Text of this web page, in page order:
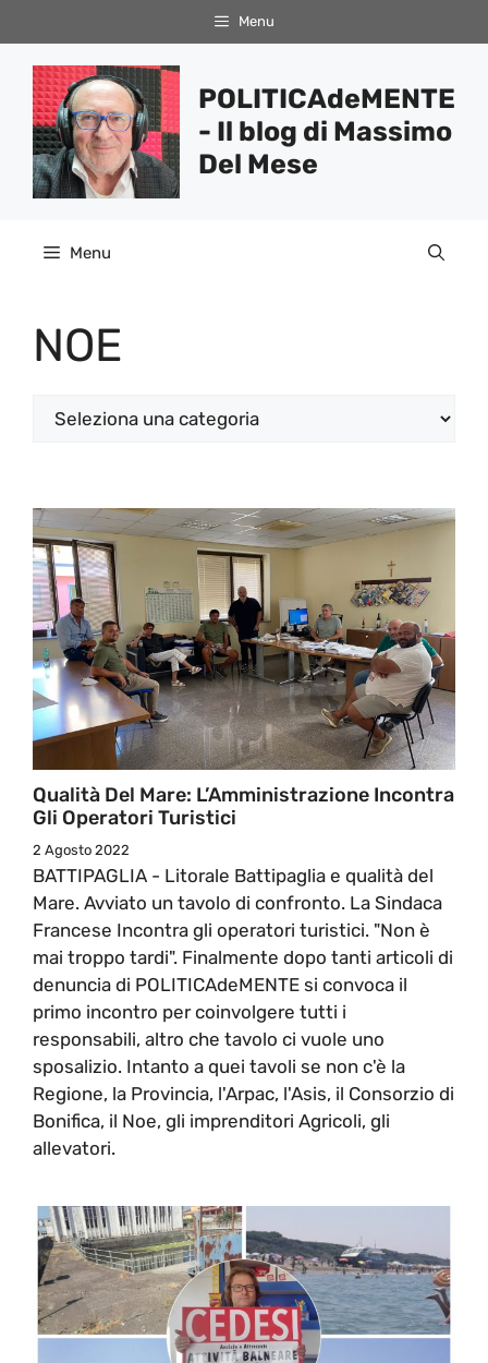
al
contenuto
Menu
POLITICAdeMENTE
- Il blog di Massimo
Del Mese
Menu
NOE
Categorie
Qualità Del Mare: L’Amministrazione Incontra
Gli Operatori Turistici
2 Agosto 2022
BATTIPAGLIA - Litorale Battipaglia e qualità del
Mare. Avviato un tavolo di confronto. La Sindaca
Francese Incontra gli operatori turistici. "Non è
mai troppo tardi". Finalmente dopo tanti articoli di
denuncia di POLITICAdeMENTE si convoca il
primo incontro per coinvolgere tutti i
responsabili, altro che tavolo ci vuole uno
sposalizio. Intanto a quei tavoli se non c'è la
Regione, la Provincia, l'Arpac, l'Asis, il Consorzio di
Bonifica, il Noe, gli imprenditori Agricoli, gli
allevatori.